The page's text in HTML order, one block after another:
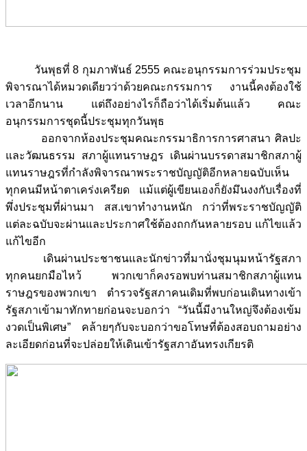
วันพุธที่ 8 กุมภาพันธ์ 2555 คณะอนุกรรมการร่วมประชุม
พิจารณาได้หมวดเดียวว่าด้วยคณะกรรมการ งานนี้คงต้องใช้
เวลาอีกนาน แต่ถึงอย่างไรก็ถือว่าได้เริ่มต้นแล้ว คณะ
อนุกรรมการชุดนี้ประชุมทุกวันพุธ
ออกจากห้องประชุมคณะกรรมาธิการการศาสนา ศิลปะ
และวัฒนธรรม สภาผู้แทนราษฎร เดินผ่านบรรดาสมาชิกสภาผู้
แทนราษฎรที่กำลังพิจารณาพระราชบัญญัติอีกหลายฉบับเห็น
ทุกคนมีหน้าตาเคร่งเครียด แม้แต่ผู้เขียนเองก็ยังมึนงงกับเรื่องที่
พึ่งประชุมที่ผ่านมา สส.เขาทำงานหนัก กว่าที่พระราชบัญญัติ
แต่ละฉบับจะผ่านและประกาศใช้ต้องถกกันหลายรอบ แก้ไขแล้ว
แก้ไขอีก
เดินผ่านประชาชนและนักข่าวที่มานั่งชุมนุมหน้ารัฐสภา
ทุกคนยกมือไหว้ พวกเขาก็คงรอพบท่านสมาชิกสภาผู้แทน
ราษฎรของพวกเขา ตำรวจรัฐสภาคนเดิมที่พบก่อนเดินทางเข้า
รัฐสภาเข้ามาทักทายก่อนจะบอกว่า “วันนี้มีงานใหญ่จึงต้องเข้ม
งวดเป็นพิเศษ” คล้ายๆกับจะบอกว่าขอโทษที่ต้องสอบถามอย่าง
ละเอียดก่อนที่จะปล่อยให้เดินเข้ารัฐสภาอันทรงเกียรติ